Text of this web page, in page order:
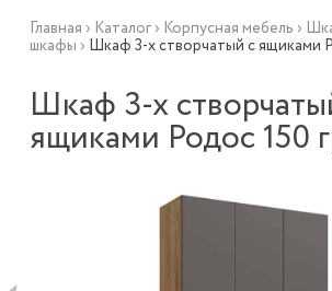
Главная › Каталог› Корпусная мебель ›
шкафы › Шкаф 3-х створчатый с ящиками
Шкаф 3-х
ящиками Родос 150